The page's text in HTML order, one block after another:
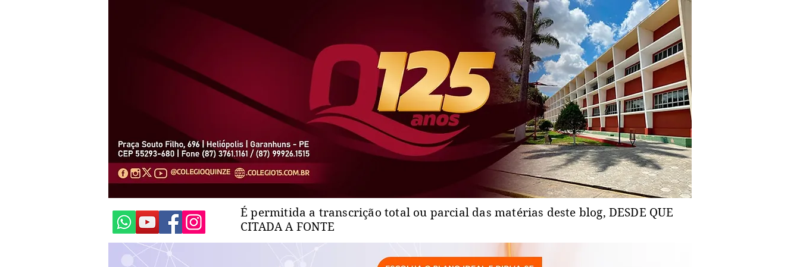
É permitida a transcrição total ou parcial das matérias deste blog, DESDE QUE
CITADA A FONTE